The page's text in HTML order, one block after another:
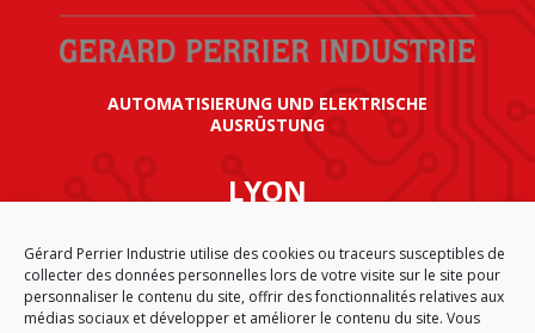
Gérard Perrier Industrie utilise des cookies ou traceurs susceptibles de
collecter des données personnelles lors de votre visite sur le site pour
personnaliser le contenu du site, offrir des fonctionnalités relatives aux
médias sociaux et développer et améliorer le contenu du site. Vous
AUTOMATISIERUNG UND ELEKTRISCHE
AUSRÜSTUNG
LYON
AIRPARC – 160 rue de Norvège
CS 50009
69125 LYON AÉROPORT SAINT EXUPÉRY